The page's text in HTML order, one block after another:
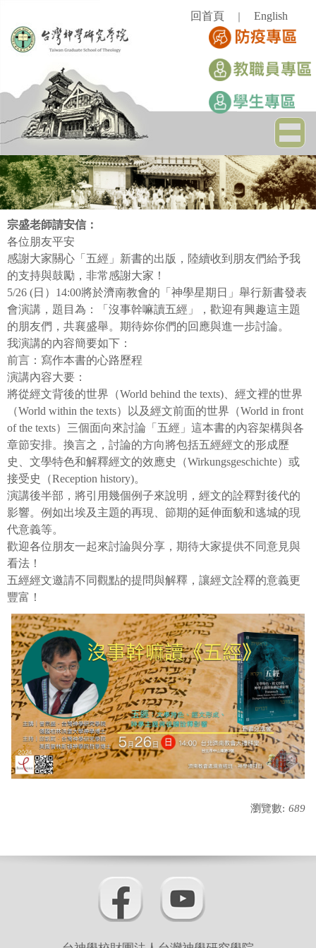
主
區
回首頁 English
宗盛老師請安信：
各位朋友平安
感謝大家關心「五經」新書的出版，陸續收到朋友們給予我
的支持與鼓勵，非常感謝大家！
5/26 (日） 14:00將於濟南教會的「神學星期日」舉行新書發表
會演講，題目為：「沒事幹嘛讀五經」，歡迎有興趣這主題
的朋友們，共襄盛舉。期待妳你們的回應與進一步討論。
我演講的內容簡要如下：
前言：寫作本書的心路歷程
演講內容大要：
將從經文背後的世界（World behind the texts) 、經文裡的世界
（World within the texts）以及經文前面的世界（World in front
of the texts）三個面向來討論「五經」這本書的內容架構與各
章節安排。換言之，討論的方向將包括五經經文的形成歷
史、文學特色和解釋經文的效應史（Wirkungsgeschichte）或
接受史（Reception history)。
演講後半部，將引用幾個例子來說明，經文的詮釋對後代的
影響。例如出埃及主題的再現、節期的延伸面貌和逃城的現
代意義等。
歡迎各位朋友一起來討論與分享，期待大家提供不同意見與
看法！
五經經文邀請不同觀點的提問與解釋，讓經文詮釋的意義更
豐富！
瀏覽數: 689